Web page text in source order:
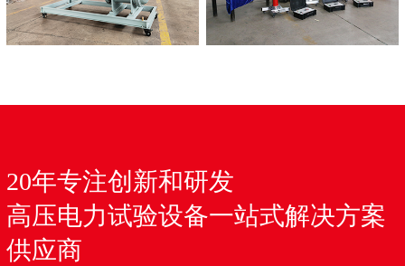
20年专注创新和研发
高压电力试验设备一站式解决方案
供应商